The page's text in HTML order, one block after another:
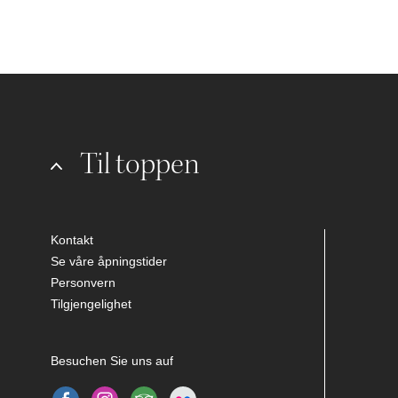
Til toppen
Kontakt
Se våre åpningstider
Personvern
Tilgjengelighet
Besuchen Sie uns auf